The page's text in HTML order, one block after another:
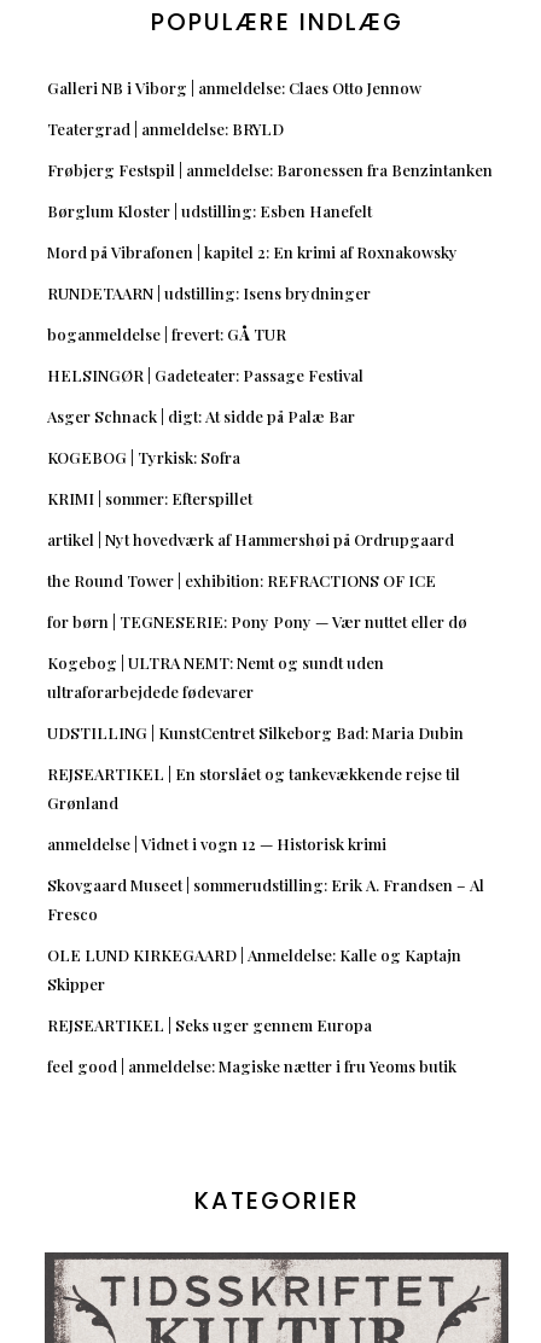
POPULÆRE INDLÆG
Galleri NB i Viborg | anmeldelse: Claes Otto Jennow
Teatergrad | anmeldelse: BRYLD
Frøbjerg Festspil | anmeldelse: Baronessen fra Benzintanken
Børglum Kloster | udstilling: Esben Hanefelt
Mord på Vibrafonen | kapitel 2: En krimi af Roxnakowsky
RUNDETAARN | udstilling: Isens brydninger
boganmeldelse | frevert: GÅ TUR
HELSINGØR | Gadeteater: Passage Festival
Asger Schnack | digt: At sidde på Palæ Bar
KOGEBOG | Tyrkisk: Sofra
KRIMI | sommer: Efterspillet
artikel | Nyt hovedværk af Hammershøi på Ordrupgaard
the Round Tower | exhibition: REFRACTIONS OF ICE
for børn | TEGNESERIE: Pony Pony — Vær nuttet eller dø
Kogebog | ULTRA NEMT: Nemt og sundt uden
ultraforarbejdede fødevarer
UDSTILLING | KunstCentret Silkeborg Bad: Maria Dubin
REJSEARTIKEL | En storslået og tankevækkende rejse til
Grønland
anmeldelse | Vidnet i vogn 12 — Historisk krimi
Skovgaard Museet | sommerudstilling: Erik A. Frandsen – Al
Fresco
OLE LUND KIRKEGAARD | Anmeldelse: Kalle og Kaptajn
Skipper
REJSEARTIKEL | Seks uger gennem Europa
feel good | anmeldelse: Magiske nætter i fru Yeoms butik
KATEGORIER